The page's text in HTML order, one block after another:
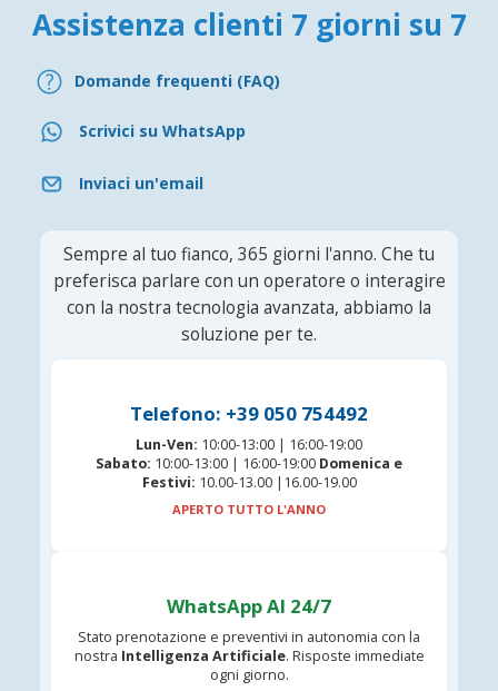
Assistenza clienti 7 giorni su 7
Domande frequenti (FAQ)
Scrivici su WhatsApp
Inviaci un'email
Sempre al tuo fianco, 365 giorni l'anno. Che tu
preferisca parlare con un operatore o interagire
con la nostra tecnologia avanzata, abbiamo la
soluzione per te.
Telefono: +39 050 754492
Lun-Ven: 10:00-13:00 | 16:00-19:00
Sabato: 10:00-13:00 | 16:00-19:00 Domenica e
Festivi: 10.00-13.00 |16.00-19.00
APERTO TUTTO L'ANNO
WhatsApp AI 24/7
Stato prenotazione e preventivi in autonomia con la
nostra Intelligenza Artificiale. Risposte immediate
ogni giorno.